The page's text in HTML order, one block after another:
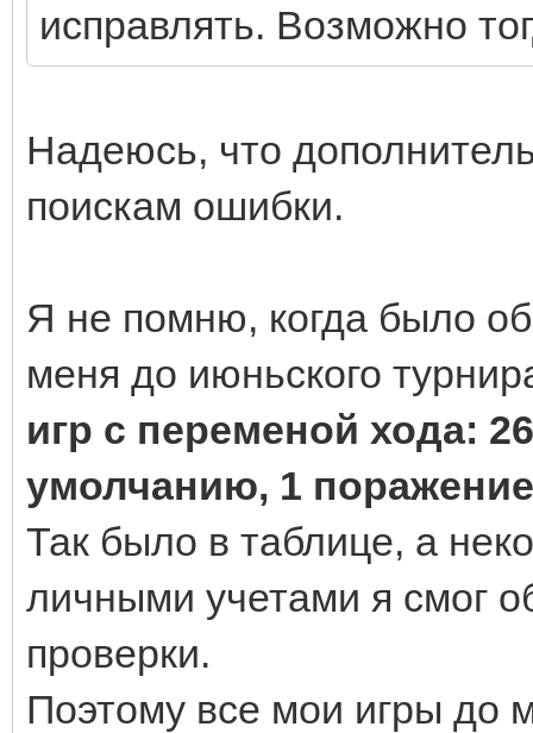
исправлять. Возможно
Надеюсь, что
поискам ошибки.
Я не помню, когда было
меня до июньского
игр с переменой
умолчанию, 1
Так было в таблице, а
личными учетами я смог
проверки.
Поэтому все мои игры до